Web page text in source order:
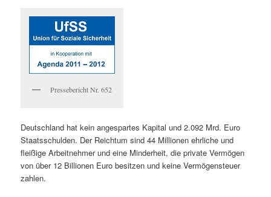
Pressebericht Nr. 652
Deutschland hat kein angespartes Kapital und 2.092 Mrd. Euro
Staatsschulden. Der Reichtum sind 44 Millionen ehrliche und
fleißige Arbeitnehmer und eine Minderheit, die private Vermögen
von über 12 Billionen Euro besitzen und keine Vermögensteuer
zahlen.